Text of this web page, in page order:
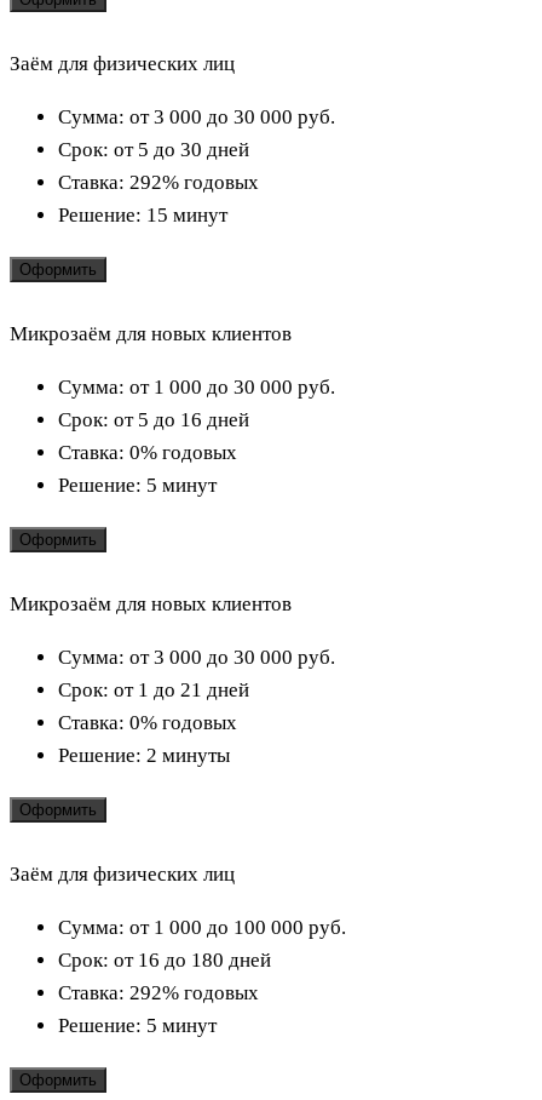
Заём для физических лиц
Сумма: от 3 000 до 30 000 руб.
Срок: от 5 до 30 дней
Ставка: 292% годовых
Решение: 15 минут
Оформить
Микрозаём для новых клиентов
Сумма: от 1 000 до 30 000 руб.
Срок: от 5 до 16 дней
Ставка: 0% годовых
Решение: 5 минут
Оформить
Микрозаём для новых клиентов
Сумма: от 3 000 до 30 000 руб.
Срок: от 1 до 21 дней
Ставка: 0% годовых
Решение: 2 минуты
Оформить
Заём для физических лиц
Сумма: от 1 000 до 100 000 руб.
Срок: от 16 до 180 дней
Ставка: 292% годовых
Решение: 5 минут
Оформить